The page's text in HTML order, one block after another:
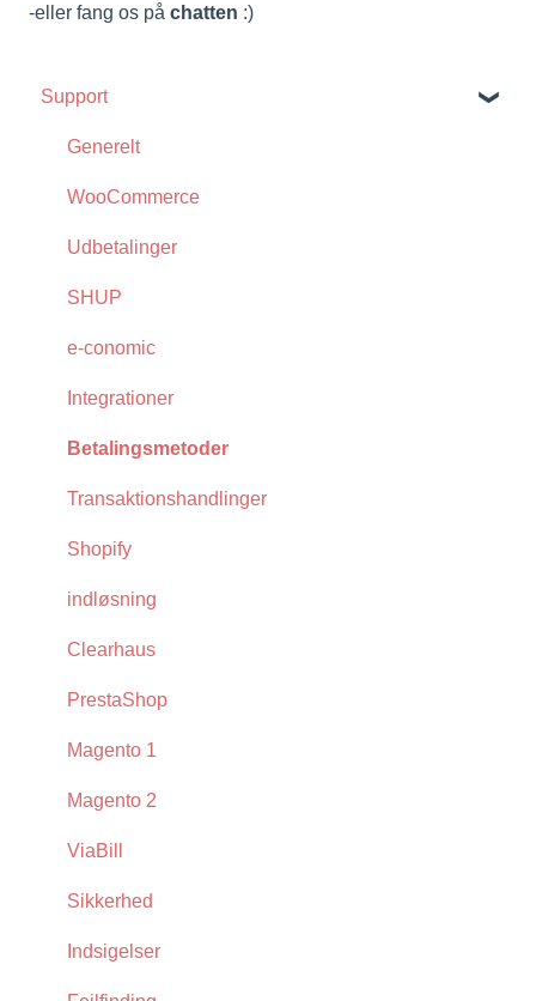
-eller fang os på chatten :)
Support
Generelt
WooCommerce
Udbetalinger
SHUP
e-conomic
Integrationer
Betalingsmetoder
Transaktionshandlinger
Shopify
indløsning
Clearhaus
PrestaShop
Magento 1
Magento 2
ViaBill
Sikkerhed
Indsigelser